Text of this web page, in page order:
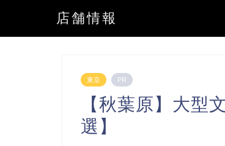
店舗情報
東京 PR
【秋葉原】大型
選】